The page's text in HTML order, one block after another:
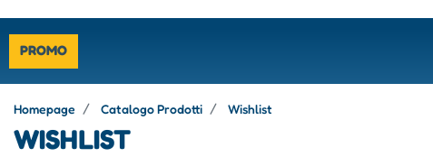
PROMO
Homepage Catalogo Prodotti Wishlist
WISHLIST